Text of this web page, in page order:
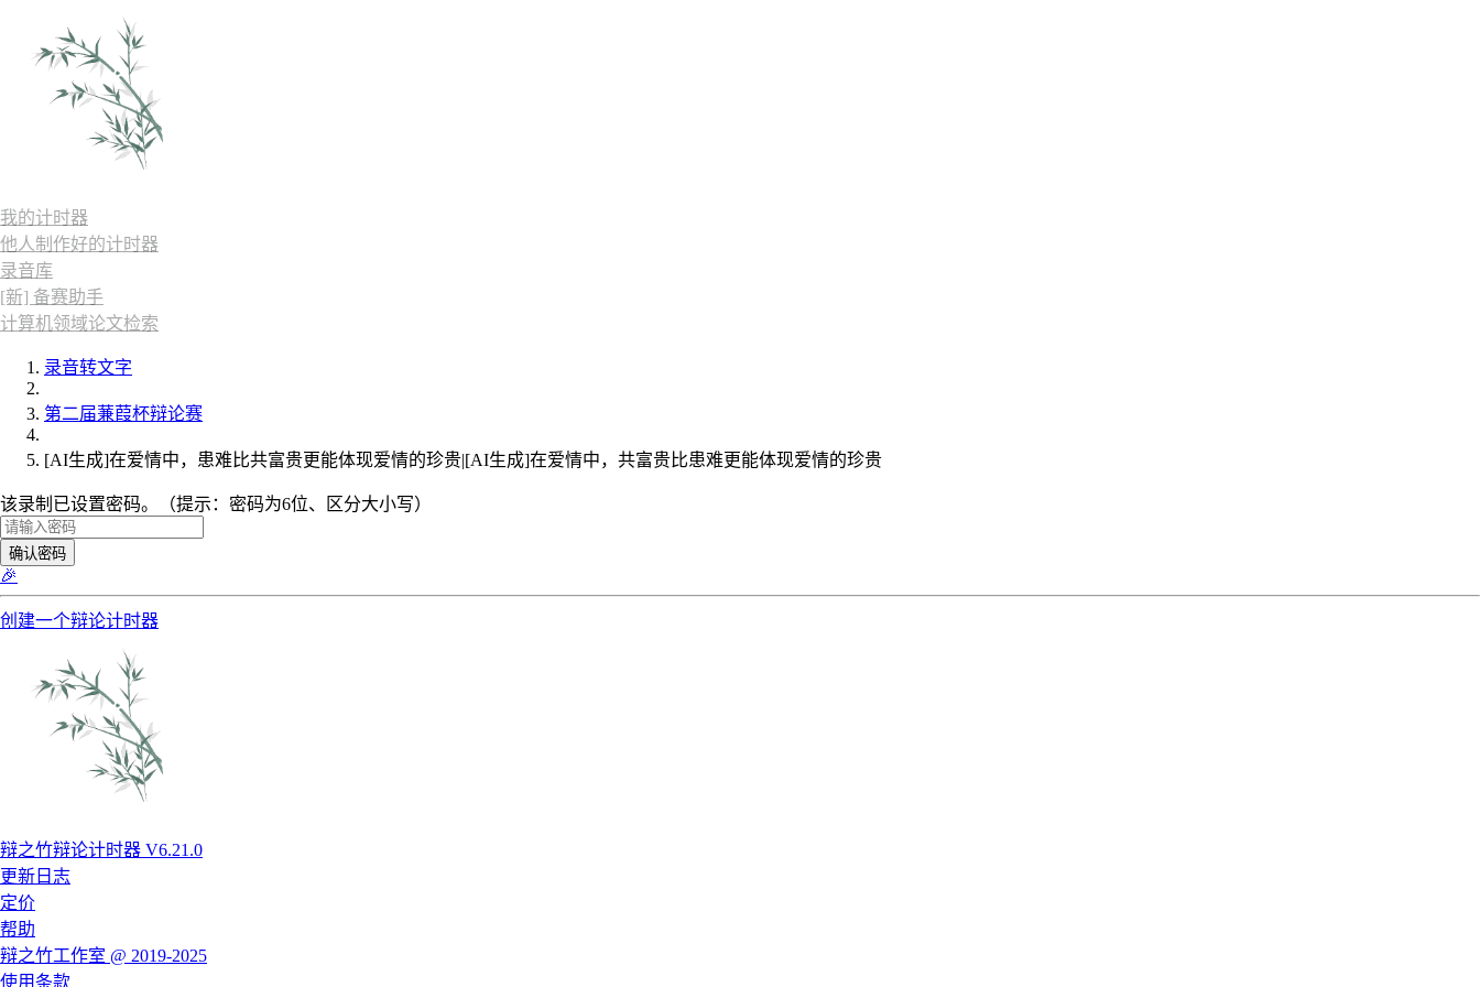
我的计时器
他人制作好的计时器
录音库
[新] 备赛助手
计算机领域论文检索
录音转文字
第二届蒹葭杯辩论赛
[AI生成]在爱情中，患难比共富贵更能体现爱情的珍贵|[AI生成]在爱情中，共富贵比患难更能体现爱情的珍贵
该录制已设置密码。（提示：密码为6位、区分大小写）
确认密码
🎉
创建一个辩论计时器
辩之竹辩论计时器 V6.21.0
更新日志
定价
帮助
辩之竹工作室 @ 2019-2025
使用条款